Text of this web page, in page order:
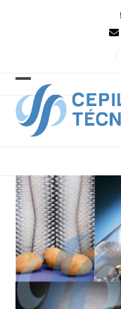
Open
mobile
menu
Close
mobile
menu